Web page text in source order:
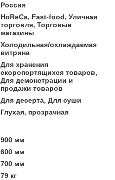
Россия
HoReCa, Fast-food, Уличная
торговля, Торговые
магазины
Холодильная/охлаждаемая
витрина
Для хранения
скоропортящихся товаров,
Для демонстрации и
продажи товаров
Для десерта, Для суши
Глухая, прозрачная
900 мм
600 мм
700 мм
79 кг